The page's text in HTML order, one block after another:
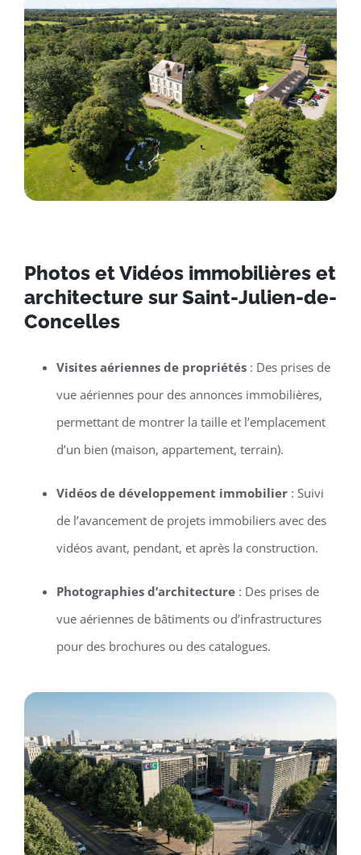
Photos et Vidéos immobilières et
architecture sur Saint-Julien-de-
Concelles
Visites aériennes de propriétés: Des prises de
vue aériennes pour des annonces immobilières,
permettant de montrer la taille et l’emplacement
d’un bien (maison, appartement, terrain).
Vidéos de développement immobilier: Suivi
de l’avancement de projets immobiliers avec des
vidéos avant, pendant, et après la construction.
Photographies d’architecture: Des prises de
vue aériennes de bâtiments ou d’infrastructures
pour des brochures ou des catalogues.